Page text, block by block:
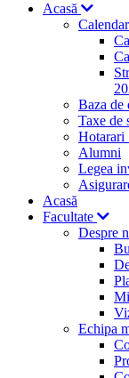
Acasă
Baza de
Taxe de
Hotarari
Alumni
Legea
Acasă
Facultate
Despre
Echipa